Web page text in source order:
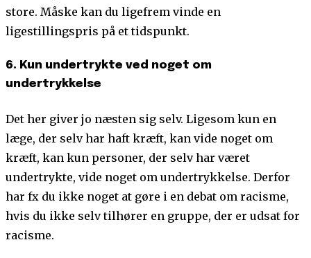
store. Måske kan du ligefrem vinde en
ligestillingspris på et tidspunkt.
6. Kun undertrykte ved noget om
undertrykkelse
Det her giver jo næsten sig selv. Ligesom kun en
læge, der selv har haft kræft, kan vide noget om
kræft, kan kun personer, der selv har været
undertrykte, vide noget om undertrykkelse. Derfor
har fx du ikke noget at gøre i en debat om racisme,
hvis du ikke selv tilhører en gruppe, der er udsat for
racisme.